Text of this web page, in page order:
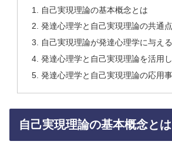
自己実現理論の基本概念とは
発達心理学と自己実現理論の共通
自己実現理論が発達心理学に与え
発達心理学と自己実現理論を活用
発達心理学と自己実現理論の応用
自己実現理論の基本概念とは